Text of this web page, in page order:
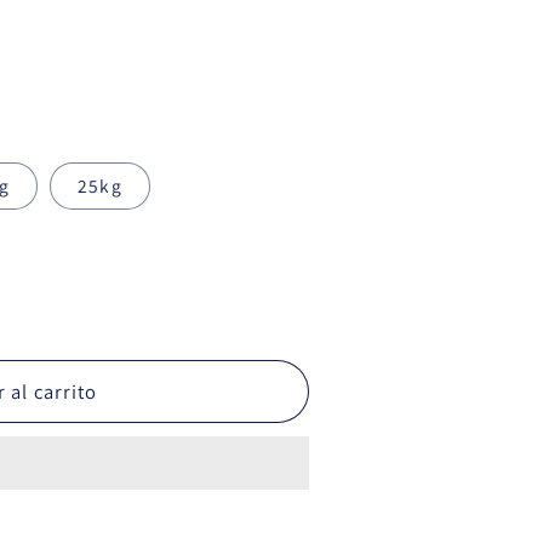
25kg
al carrito